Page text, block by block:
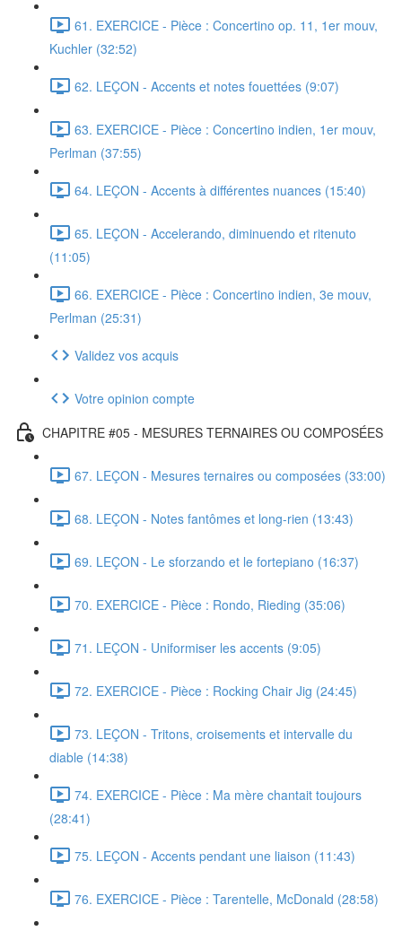
61. EXERCICE - Pièce : Concertino op. 11, 1er mouv,
Kuchler (32:52)
62. LEÇON - Accents et notes fouettées (9:07)
63. EXERCICE - Pièce : Concertino indien, 1er mouv,
Perlman (37:55)
64. LEÇON - Accents à différentes nuances (15:40)
65. LEÇON - Accelerando, diminuendo et ritenuto
(11:05)
66. EXERCICE - Pièce : Concertino indien, 3e mouv,
Perlman (25:31)
Validez vos acquis
Votre opinion compte
CHAPITRE #05 - MESURES TERNAIRES OU COMPOSÉES
67. LEÇON - Mesures ternaires ou composées (33:00)
68. LEÇON - Notes fantômes et long-rien (13:43)
69. LEÇON - Le sforzando et le fortepiano (16:37)
70. EXERCICE - Pièce : Rondo, Rieding (35:06)
71. LEÇON - Uniformiser les accents (9:05)
72. EXERCICE - Pièce : Rocking Chair Jig (24:45)
73. LEÇON - Tritons, croisements et intervalle du
diable (14:38)
74. EXERCICE - Pièce : Ma mère chantait toujours
(28:41)
75. LEÇON - Accents pendant une liaison (11:43)
76. EXERCICE - Pièce : Tarentelle, McDonald (28:58)